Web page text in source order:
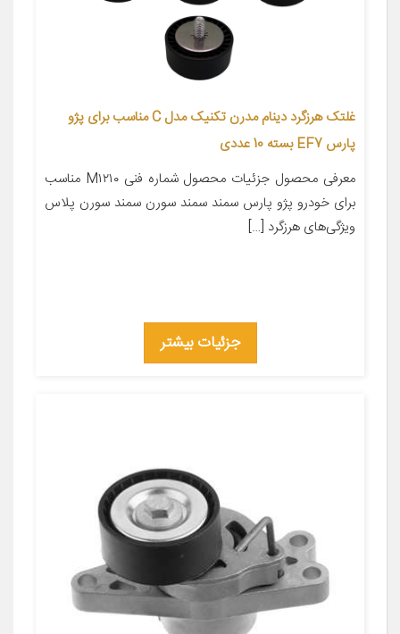
غلتک هرزگرد دینام مدرن تکنیک مدل C مناسب برای پژو
پارس EF7 بسته 10 عددی
معرفی محصول جزئیات محصول شماره فنی M۱۲۱۰ مناسب
برای خودرو پژو پارس سمند سمند سورن سمند سورن پلاس
ویژگی‌های هرزگرد […]
جزئیات بیشتر